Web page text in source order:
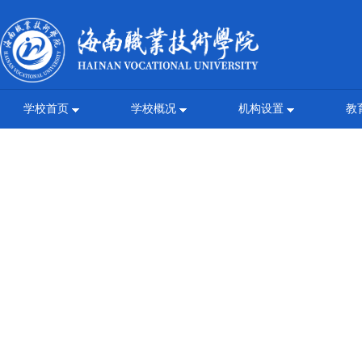
学校首页 学校概况 机构设置 教